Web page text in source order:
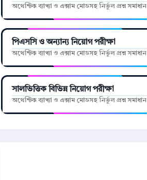
অথেন্টিক ব্যাখ্যা ও এক্সাম মোডসহ নির্ভুল প্রশ্ন সমাধান
পিএসসি ও অন্যান্য নিয়োগ পরীক্ষা
অথেন্টিক ব্যাখ্যা ও এক্সাম মোডসহ নির্ভুল প্রশ্ন সমাধান
সালভিত্তিক বিভিন্ন নিয়োগ পরীক্ষা
অথেন্টিক ব্যাখ্যা ও এক্সাম মোডসহ নির্ভুল প্রশ্ন সমাধান